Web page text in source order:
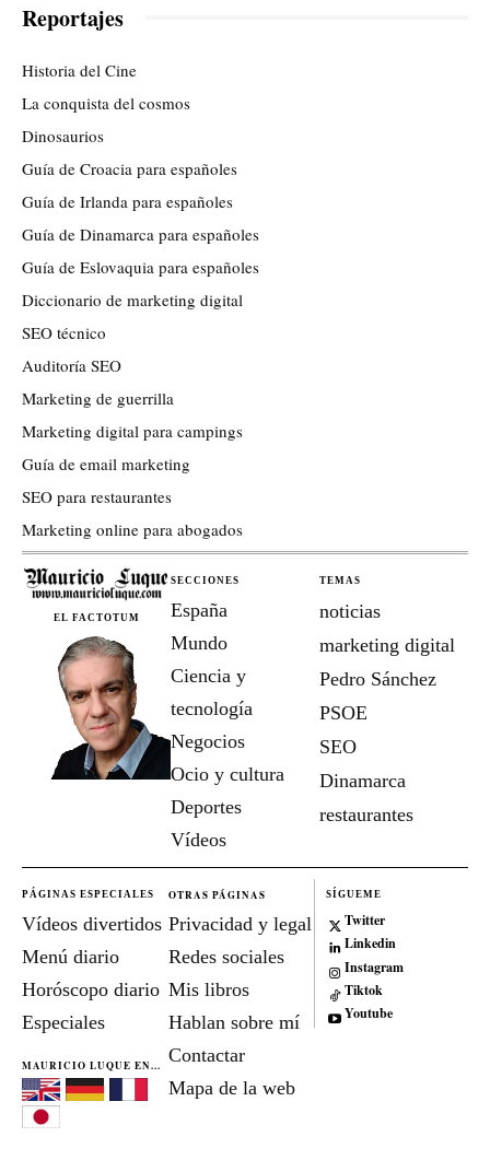
Reportajes
Historia del Cine
La conquista del cosmos
Dinosaurios
Guía de Croacia para españoles
Guía de Irlanda para españoles
Guía de Dinamarca para españoles
Guía de Eslovaquia para españoles
Diccionario de marketing digital
SEO técnico
Auditoría SEO
Marketing de guerrilla
Marketing digital para campings
Guía de email marketing
SEO para restaurantes
Marketing online para abogados
EL FACTOTUM
SECCIONES
España
Mundo
Ciencia y
tecnología
Negocios
Ocio y cultura
Deportes
Vídeos
TEMAS
noticias
marketing digital
Pedro Sánchez
PSOE
SEO
Dinamarca
restaurantes
PÁGINAS ESPECIALES
Vídeos divertidos
Menú diario
Horóscopo diario
Especiales
MAURICIO LUQUE EN...
OTRAS PÁGINAS
Privacidad y legal
Redes sociales
Mis libros
Hablan sobre mí
Contactar
Mapa de la web
SÍGUEME
Twitter
Linkedin
Instagram
Tiktok
Youtube